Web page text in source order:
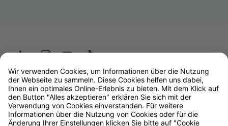
Wüstenrot
W&W Gruppe
OLB Bank